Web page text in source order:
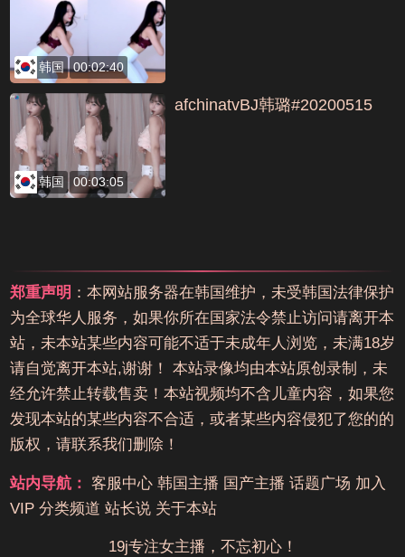
韩国 00:02:40
韩国 00:03:05
afchinatvBJ韩璐#20200515
郑重声明 ：本网站服务器在韩国维护，未受韩国法律保护
为全球华人服务，如果你所在国家法令禁止访问请离开本
站，未本站某些内容可能不适于未成年人浏览，未满18岁
请自觉离开本站,谢谢！ 本站录像均由本站原创录制，未
经允许禁止转载售卖！本站视频均不含儿童内容，如果您
发现本站的某些内容不合适，或者某些内容侵犯了您的的
版权，请联系我们删除！
站内导航： 客服中心 韩国主播 国产主播 话题广场 加入
VIP 分类频道 站长说 关于本站
19j专注女主播，不忘初心！